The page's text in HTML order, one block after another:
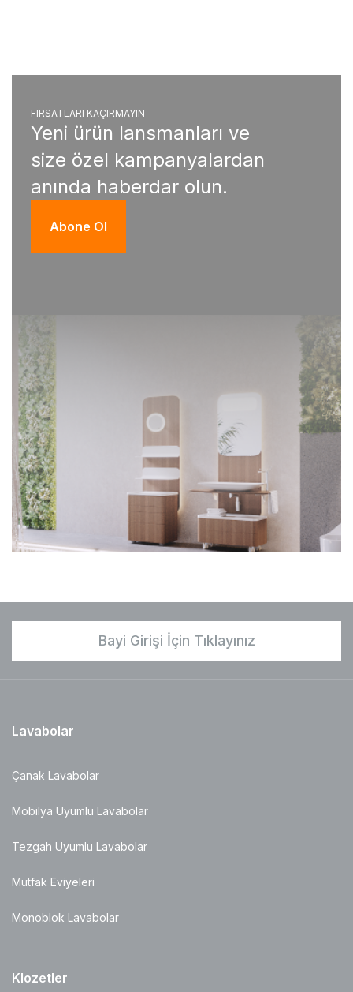
FIRSATLARI KAÇIRMAYIN
Yeni ürün lansmanları ve
size özel kampanyalardan
anında haberdar olun.
Abone Ol
Bayi Girişi İçin Tıklayınız
Lavabolar
Çanak Lavabolar
Mobilya Uyumlu Lavabolar
Tezgah Uyumlu Lavabolar
Mutfak Eviyeleri
Monoblok Lavabolar
Klozetler